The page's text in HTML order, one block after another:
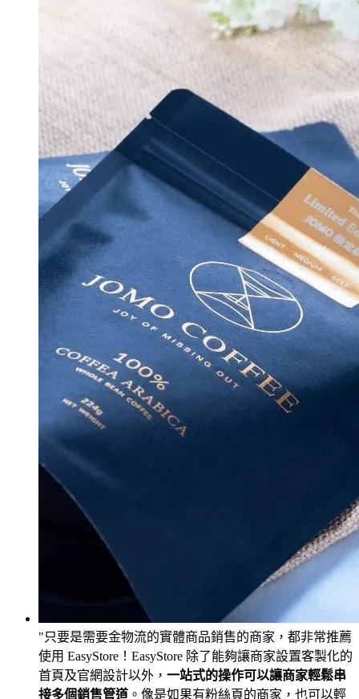
只要是需要金物流的實體商品銷售的商家，都非常推薦
使用 EasyStore！EasyStore 除了能夠讓商家設置客製化的
首頁及官網設計以外， 一站式的操作可以讓商家輕鬆串
接多個銷售管道 。像是如果有粉絲頁的商家，也可以輕